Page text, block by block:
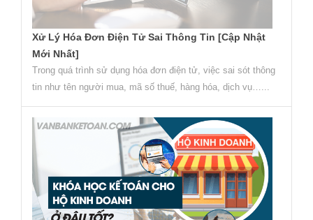
Xử Lý Hóa Đơn Điện Tử Sai Thông Tin [Cập Nhật
Mới Nhất]
Trong quá trình sử dụng hóa đơn điện tử, việc sai sót thông
tin như tên người mua, mã số thuế, hàng hóa, dịch vụ…...